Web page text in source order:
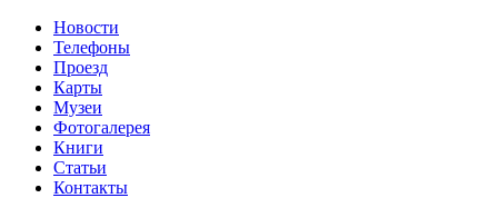
Новости
Телефоны
Проезд
Карты
Музеи
Фотогалерея
Книги
Статьи
Контакты